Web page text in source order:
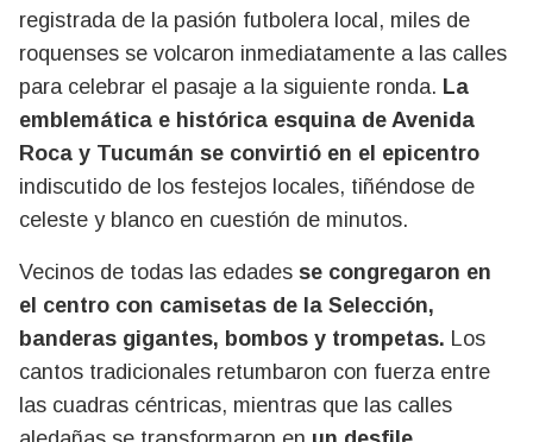
registrada de la pasión futbolera local, miles de
roquenses se volcaron inmediatamente a las calles
para celebrar el pasaje a la siguiente ronda. La
emblemática e histórica esquina de Avenida
Roca y Tucumán se convirtió en el epicentro
indiscutido de los festejos locales, tiñéndose de
celeste y blanco en cuestión de minutos.
Vecinos de todas las edades se congregaron en
el centro con camisetas de la Selección,
banderas gigantes, bombos y trompetas. Los
cantos tradicionales retumbaron con fuerza entre
las cuadras céntricas, mientras que las calles